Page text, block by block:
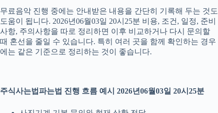
무료음악 진행 중에는 안내받은 내용을 간단히 기록해 두는 것도
도움이 됩니다. 2026년06월03일 20시25분 비용, 조건, 일정, 준비
사항, 주의사항을 따로 정리하면 이후 비교하거나 다시 문의할
때 혼선을 줄일 수 있습니다. 특히 여러 곳을 함께 확인하는 경우
에는 같은 기준으로 정리하는 것이 좋습니다.
주식사는법파는법 진행 흐름 예시 2026년06월03일 20시25분